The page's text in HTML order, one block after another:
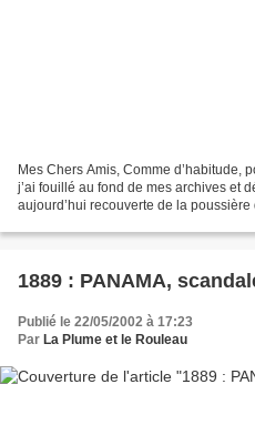
Mes Chers Amis, Comme d’habitude,
j’ai fouillé au fond de mes archives et
aujourd’hui recouverte de la poussière
1889 : PANAMA,
Publié le 22/05/2002 à 17:23
Par La Plume et le Rouleau